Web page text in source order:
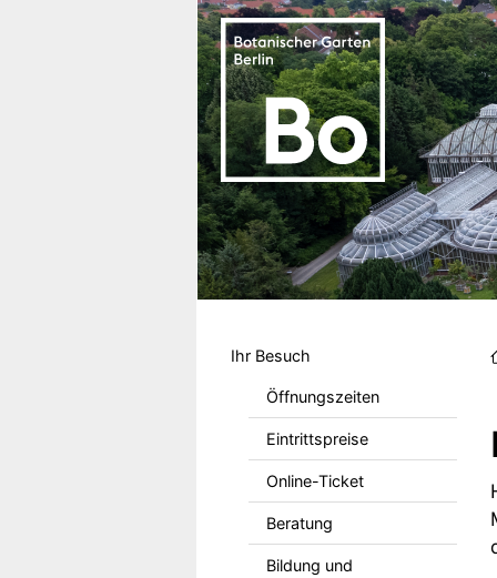
Ihr Besuch
Öffnungszeiten
Eintrittspreise
Online-Ticket
Beratung
Bildung und